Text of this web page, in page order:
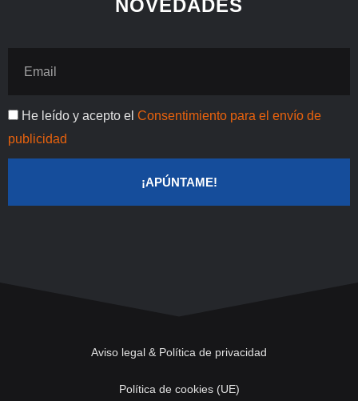
t
NOVEDADES
Publicidad
He leído y acepto el Consentimiento para el envío de
publicidad
¡APÚNTAME!
Aviso legal & Política de privacidad
Política de cookies (UE)